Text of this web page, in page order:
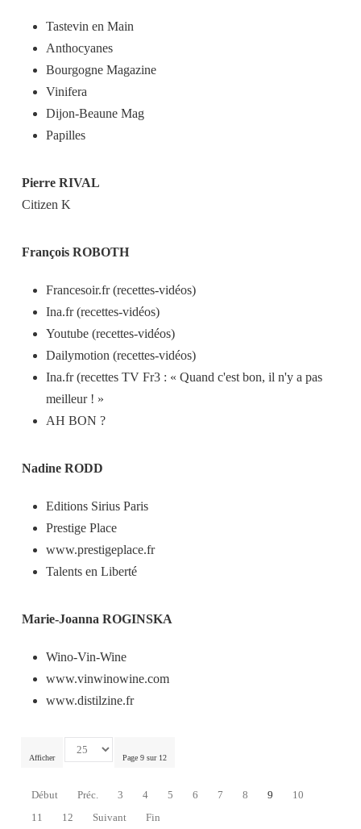
Afficher Page 9 sur 12
Début Préc. 3 4 5 6 7 8 9
10
11
12 Suivant Fin
Tastevin en Main
Anthocyanes
Bourgogne Magazine
Vinifera
Dijon-Beaune Mag
Papilles
Pierre RIVAL
Citizen K
François ROBOTH
Francesoir.fr (recettes-vidéos)
Ina.fr (recettes-vidéos)
Youtube (recettes-vidéos)
Dailymotion (recettes-vidéos)
Ina.fr (recettes TV Fr3 : « Quand c'est bon, il n'y a pas
meilleur ! »
AH BON ?
Nadine RODD
Editions Sirius Paris
Prestige Place
www.prestigeplace.fr
Talents en Liberté
Marie-Joanna ROGINSKA
Wino-Vin-Wine
www.vinwinowine.com
www.distilzine.fr